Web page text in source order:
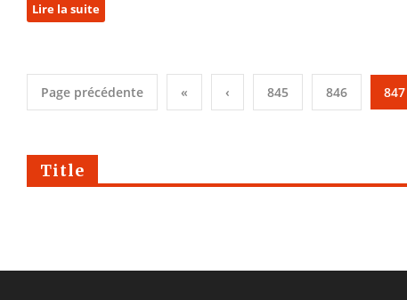
Lire la suite
Page précédente « ‹ 845 846 847
Title